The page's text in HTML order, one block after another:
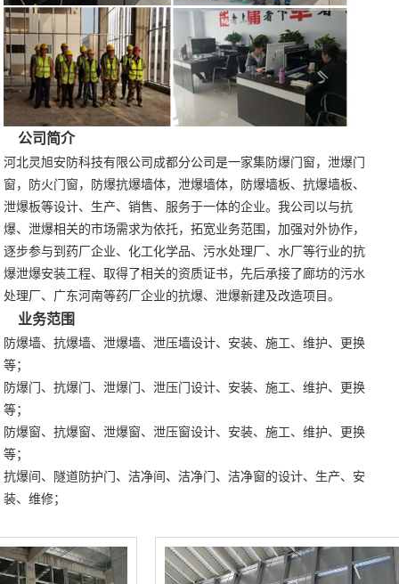
公司简介
河北灵旭安防科技有限公司成都分公司是一家集防爆门窗，泄爆门
窗，防火门窗，防爆抗爆墙体，泄爆墙体，防爆墙板、抗爆墙板、
泄爆板等设计、生产、销售、服务于一体的企业。我公司以与抗
爆、泄爆相关的市场需求为依托，拓宽业务范围，加强对外协作，
逐步参与到药厂企业、化工化学品、污水处理厂、水厂等行业的抗
爆泄爆安装工程、取得了相关的资质证书，先后承接了廊坊的污水
处理厂、广东河南等药厂企业的抗爆、泄爆新建及改造项目。
业务范围
防爆墙、抗爆墙、泄爆墙、泄压墙设计、安装、施工、维护、更换
等；
防爆门、抗爆门、泄爆门、泄压门设计、安装、施工、维护、更换
等；
防爆窗、抗爆窗、泄爆窗、泄压窗设计、安装、施工、维护、更换
等；
抗爆间、隧道防护门、洁净间、洁净门、洁净窗的设计、生产、安
装、维修；